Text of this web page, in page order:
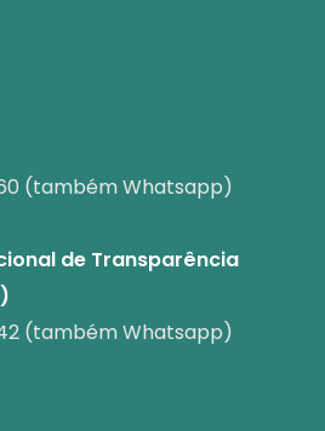
(também Whatsapp)
de Transparência
(também Whatsapp)